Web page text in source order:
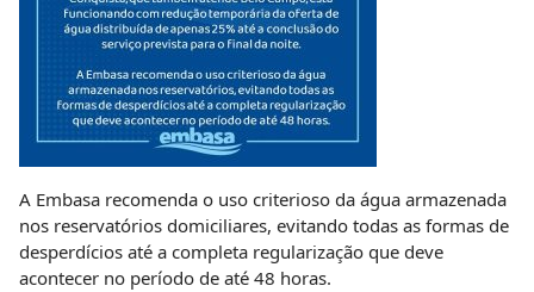
A Embasa recomenda o uso criterioso da água armazenada
nos reservatórios domiciliares, evitando todas as formas de
desperdícios até a completa regularização que deve
acontecer no período de até 48 horas.